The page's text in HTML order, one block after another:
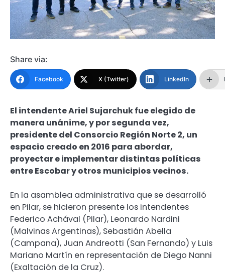
Share via:
Facebook X (Twitter) LinkedIn
El intendente Ariel Sujarchuk fue elegido de
manera unánime, y por segunda vez,
presidente del Consorcio Región Norte 2, un
espacio creado en 2016 para abordar,
proyectar e implementar distintas políticas
entre Escobar y otros municipios vecinos.
En la asamblea administrativa que se desarrolló
en Pilar, se hicieron presente los intendentes
Federico Achával (Pilar), Leonardo Nardini
(Malvinas Argentinas), Sebastián Abella
(Campana), Juan Andreotti (San Fernando) y Luis
Mariano Martín en representación de Diego Nanni
(Exaltación de la Cruz).